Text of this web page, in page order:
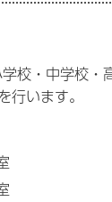
校・中学校・
行います。